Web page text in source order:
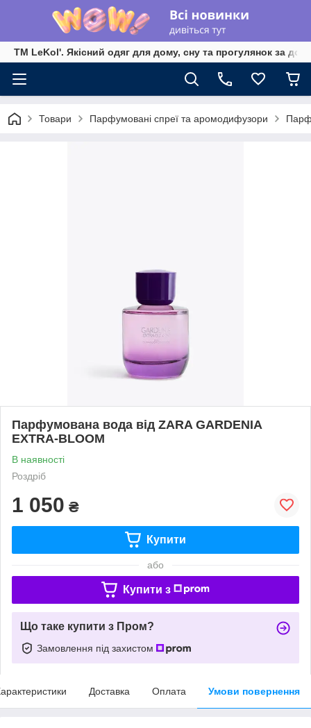
TM LeKol'. Якісний одяг для дому, сну та прогулянок за
Товари Парфумовані спреї та аромодифузори
Парфумована вода від ZARA GARDENIA
EXTRA-BLOOM
В наявності
Роздріб
1 050 ₴
Купити
або
Купити з
Що таке купити з Пром?
Замовлення під захистом
Доставка Оплата Умови повернення